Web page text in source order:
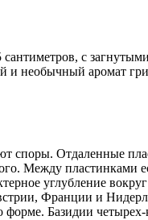
с
аромат
споры. Отдаленные
Между пластинками
углубление
Франции и
Базидии